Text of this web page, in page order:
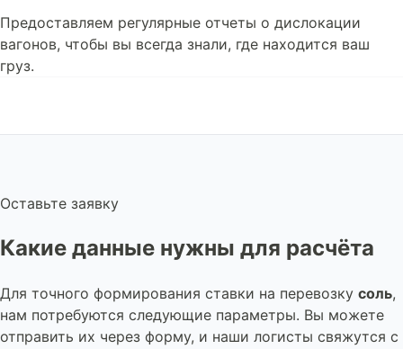
Предоставляем регулярные отчеты о дислокации
вагонов, чтобы вы всегда знали, где находится ваш
груз.
Оставьте заявку
Какие данные нужны для расчёта
Для точного формирования ставки на перевозку соль,
нам потребуются следующие параметры. Вы можете
отправить их через форму, и наши логисты свяжутся с